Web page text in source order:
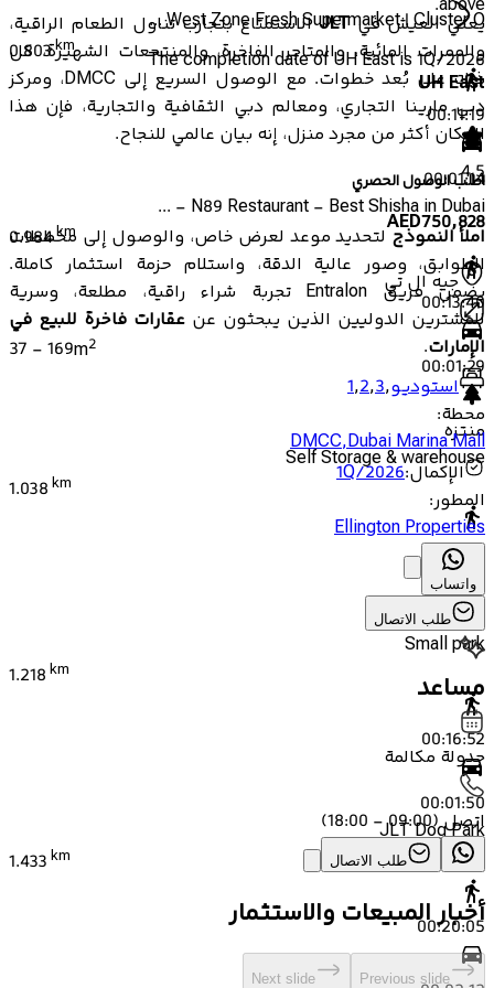
يعني العيش فيJLTالاستمتاع بتجارب تناول الطعام الراقية،
والممرات المائية، والمتاجر الفاخرة، والمنتجعات الشهيرة، كل
ذلك على بُعد خطوات. مع الوصول السريع إلى DMCC، ومركز
دبي مارينا التجاري، ومعالم دبي الثقافية والتجارية، فإن هذا
المكان أكثر من مجرد منزل، إنه بيان عالمي للنجاح.
اطلب الوصول الحصري
املأ النموذج لتحديد موعد لعرض خاص، والوصول إلى مخططات
الطوابق، وصور عالية الدقة، واستلام حزمة استثمار كاملة.
يضمن فريق Entralon تجربة شراء راقية، مطلعة، وسرية
للمشترين الدوليين الذين يبحثون عن عقارات فاخرة للبيع في
الإمارات.
West Zone Fresh Supermarket | Cluster O ...
0.803km
00:11:19
00:01:14
N89 Restaurant - Best Shisha in Dubai - ...
0.984km
00:13:40
00:01:29
منتزه
Self Storage & warehouse
1.038 km
00:14:27
00:01:35
Small park
1.218 km
00:16:52
00:01:50
JLT Dog Park
1.433 km
00:20:05
above.
The completion date of UH East is 1Q/2026
UH East
4.5
AED750,828
جيه ال تي
37 - 169m2
استوديو,
1,2,3
محطة:
DMCC,Dubai Marina Mall
الإكمال:
1Q/2026
المطور:
Ellington Properties
واتساب
طلب الاتصال
مساعد
جدولة مكالمة
اتصل(
09:00 - 18:00
)
طلب الاتصال
أخبار المبيعات والاستثمار
Previous slide
Next slide